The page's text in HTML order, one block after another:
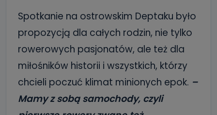
Spotkanie na ostrowskim Deptaku było
propozycją dla całych rodzin, nie tylko
rowerowych pasjonatów, ale też dla
miłośników historii i wszystkich, którzy
chcieli poczuć klimat minionych epok. –
Mamy z sobą samochody, czyli